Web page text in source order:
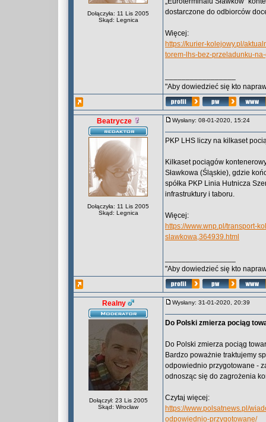
Dołączyła: 11 Lis 2005
Skąd: Legnica
dostarczone do odbiorców
Więcej:
https://kurier-kolejowy.pl/
torem-lhs-bez-przeladunku-
"Aby dowiedzieć się kto
Beatrycze
Dołączyła: 11 Lis 2005
Skąd: Legnica
Wysłany: 08-01-2020, 15:24
PKP LHS liczy na kilkaset
Kilkaset pociągów
Sławkowa (Śląskie), gdzie
spółka PKP Linia Hutnicza
infrastruktury i taboru.
Więcej:
https://www.wnp.pl/transport-
slawkowa,364939.html
"Aby dowiedzieć się kto
Realny
Dołączył: 23 Lis 2005
Skąd: Wrocław
Wysłany: 31-01-2020, 20:39
Do Polski zmierza pociąg
Do Polski zmierza pociąg
Bardzo poważnie traktujemy
odpowiednio przygotowane -
odnosząc się do zagrożenia
Czytaj więcej:
https://www.polsatnews.pl/
odpowiednio-przygotowane/